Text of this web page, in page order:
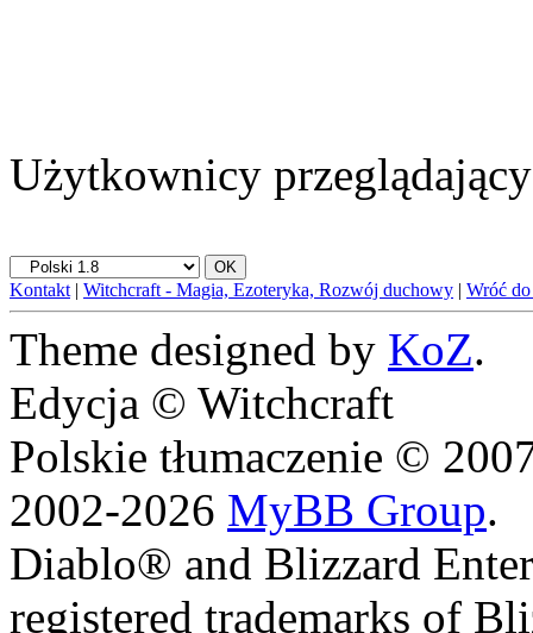
Użytkownicy
Kontakt | Witchcraft - Magia, Ezoteryka, Rozwój duchowy | Wróć
Theme designed by KoZ.
Edycja © Witchcraft
Polskie tłumaczenie ©
2002-2026 MyBB Group.
Diablo® and Blizzard
registered trademarks of